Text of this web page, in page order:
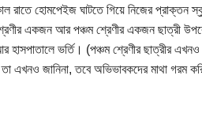
রাতে হোমপেইজ ঘাটতে গিয়ে নিজের প্রাক্তন
একজন আর পঞ্চম শ্রেণীর একজন ছাত্রী উপরে
আর হাসপাতালে ভর্তি। (পঞ্চম শ্রেণীর ছাত্রীর
এখনও জানিনা, তবে অভিভাবকদের মাথা গরম